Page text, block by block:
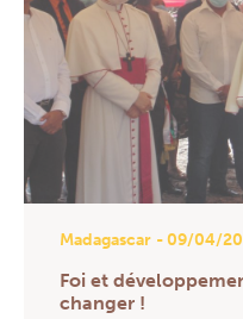
Madagascar - 09/04/
Foi et
changer !